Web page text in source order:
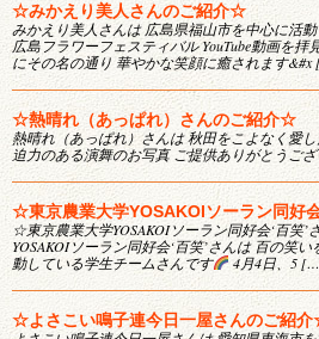
☆みかえり美人さんのご紹介☆
みかえり美人さんは 広島県福山市を中心に活
広島フラワーフェスティバル YouTube動画を
にその名の通り 華やかな笑顔に癒されます
☆熱晴れ（あっぱれ）さんのご紹介☆
熱晴れ（あっぱれ）さんは 秋田をこよなく愛
迫力のある演舞のお写真 ご提供ありがとうご
☆東京農業大学YOSAKOIソーラン同好
☆東京農業大学YOSAKOIソーラン同好会‘百笑
YOSAKOIソーラン同好会‘百笑’さんは 百の笑
動している学生チームさんです
4月4日、5
☆よさこい鳴子連今日一屋さんのご紹